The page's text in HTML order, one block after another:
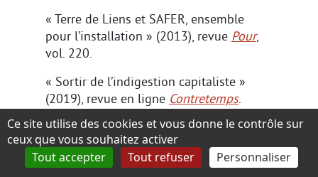
« Terre de Liens et SAFER, ensemble
pour l’installation » (2013), revue Pour,
vol. 220.
« Sortir de l’indigestion capitaliste »
(2019), revue en ligne Contretemps.
Avec Mathieu Dalmais « Les femmes
rurales victimes d’un double
accaparement des terres » (2016),blog
Ce site utilise des cookies et vous donne le contrôle sur
ceux que vous souhaitez activer
Tout accepter
Tout refuser Personnaliser